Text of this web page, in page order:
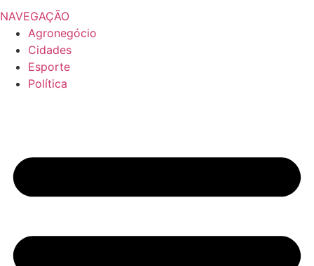
NAVEGAÇÃO
Agronegócio
Cidades
Esporte
Política